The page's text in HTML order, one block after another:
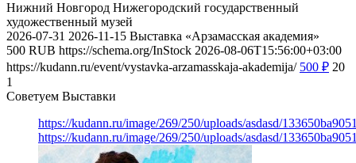
Нижний Новгород Нижегородский государственный
художественный музей
2026-07-31 2026-11-15 Выставка «Арзамасская академия»
500 RUB https://schema.org/InStock 2026-08-06T15:56:00+03:00
https://kudann.ru/event/vystavka-arzamasskaja-akademija/ 500 ₽ 20
1
Советуем Выставки
https://kudann.ru/image/269/250/uploads/asdasd/
https://kudann.ru/image/269/250/uploads/asdasd/